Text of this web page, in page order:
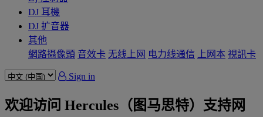
DJ 耳機
DJ 扩音器
其他
網路攝像頭 音效卡 无线上网 电力线通信 上网本 視訊卡
Sign in
欢迎访问 Hercules（图马思特）支持网